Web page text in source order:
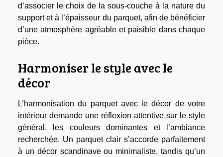
d’associer le choix de la sous-couche à la nature du
support et à l’épaisseur du parquet, afin de bénéficier
d’une atmosphère agréable et paisible dans chaque
pièce.
Harmoniser le style avec le
décor
L’harmonisation du parquet avec le décor de votre
intérieur demande une réflexion attentive sur le style
général, les couleurs dominantes et l’ambiance
recherchée. Un parquet clair s’accorde parfaitement
à un décor scandinave ou minimaliste, tandis qu’un